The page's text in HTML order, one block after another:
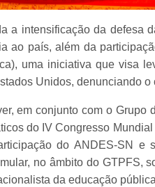
a intensificação da defesa
ao país, além da
uma iniciativa que visa
Unidos, denunciando
em conjunto com o
do IV Congresso
do ANDES-SN e
no âmbito do GTPFS,
da educação